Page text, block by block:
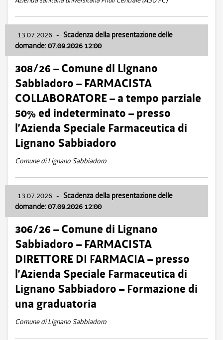
13.07.2026 - Scadenza della presentazione delle
domande: 07.09.2026 12:00
308/26 – Comune di Lignano
Sabbiadoro – FARMACISTA
COLLABORATORE – a tempo parziale
50% ed indeterminato – presso
l’Azienda Speciale Farmaceutica di
Lignano Sabbiadoro
Comune di Lignano Sabbiadoro
13.07.2026 - Scadenza della presentazione delle
domande: 07.09.2026 12:00
306/26 – Comune di Lignano
Sabbiadoro – FARMACISTA
DIRETTORE DI FARMACIA – presso
l’Azienda Speciale Farmaceutica di
Lignano Sabbiadoro – Formazione di
una graduatoria
Comune di Lignano Sabbiadoro